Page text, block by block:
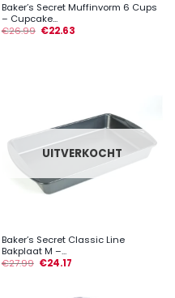
Baker’s Secret Muffinvorm 6 Cups
– Cupcake...
€26.99 €22.63
UITVERKOCHT
Baker’s Secret Classic Line
Bakplaat M –...
€27.99 €24.17